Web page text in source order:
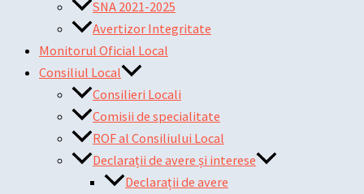
SNA 2021-2025
Avertizor Integritate
Monitorul Oficial Local
Consiliul Local
Consilieri Locali
Comisii de specialitate
ROF al Consiliului Local
Declarații de avere și interese
Declarații de avere